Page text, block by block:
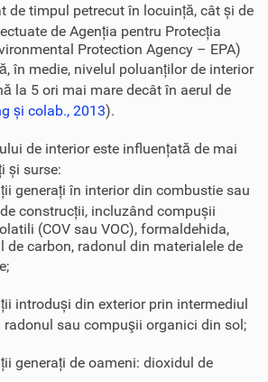
de timpul petrecut în locuință, cât și de
de Agenția pentru Protecția
Protection Agency – EPA)
în medie, nivelul poluanților de interior
la 5 ori mai mare decât în aerul de
și colab., 2013).
de interior este influențată de mai
și surse:
generați în interior din combustie sau
construcții, incluzând compușii
(COV sau VOC), formaldehida,
de carbon, radonul din materialele de
introduși din exterior prin intermediul
radonul sau compuşii organici din sol;
generați de oameni: dioxidul de